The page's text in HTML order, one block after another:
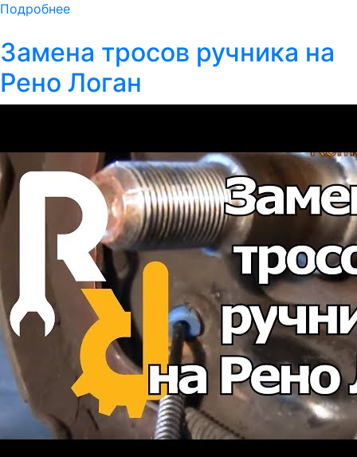
Подробнее
Замена тросов ручника на
Рено Логан